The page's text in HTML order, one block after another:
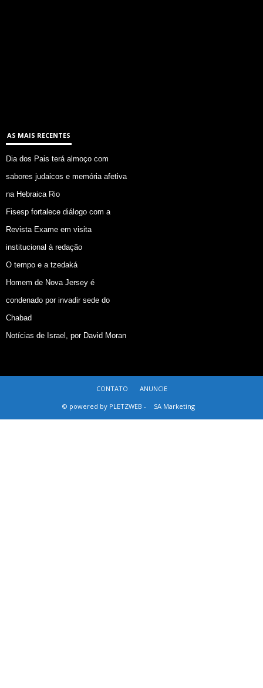
AS MAIS RECENTES
Dia dos Pais terá almoço com
sabores judaicos e memória afetiva
na Hebraica Rio
Fisesp fortalece diálogo com a
Revista Exame em visita
institucional à redação
O tempo e a tzedaká
Homem de Nova Jersey é
condenado por invadir sede do
Chabad
Notícias de Israel, por David Moran
CONTATO
ANUNCIE
© powered by PLETZWEB -
SA Marketing